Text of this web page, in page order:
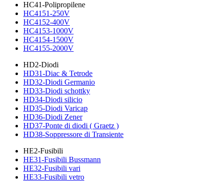
HC41-Polipropilene
HC4151-250V
HC4152-400V
HC4153-1000V
HC4154-1500V
HC4155-2000V
HD2-Diodi
HD31-Diac & Tetrode
HD32-Diodi Germanio
HD33-Diodi schottky
HD34-Diodi silicio
HD35-Diodi Varicap
HD36-Diodi Zener
HD37-Ponte di diodi ( Graetz )
HD38-Soppressore di Transiente
HE2-Fusibili
HE31-Fusibili Bussmann
HE32-Fusibili vari
HE33-Fusibili vetro